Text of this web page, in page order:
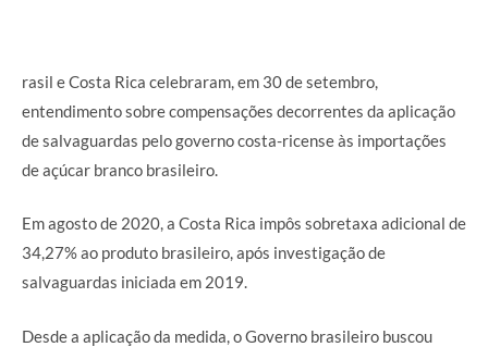
rasil e Costa Rica celebraram, em 30 de setembro,
entendimento sobre compensações decorrentes da aplicação
de salvaguardas pelo governo costa-ricense às importações
de açúcar branco brasileiro.
Em agosto de 2020, a Costa Rica impôs sobretaxa adicional de
34,27% ao produto brasileiro, após investigação de
salvaguardas iniciada em 2019.
Desde a aplicação da medida, o Governo brasileiro buscou